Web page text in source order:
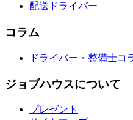
配送ドライバー
コラム
ドライバー・整備士コ
ジョブハウスについて
プレゼント